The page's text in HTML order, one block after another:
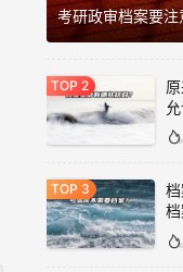
考研政审档案要
档